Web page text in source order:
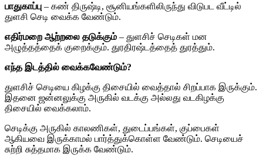
பாதுகாப்பு – கண் திருஷ்டி, சூனியங்களிலிருந்து விடுபட வீட்டில்
துளசி செடி வைக்க வேண்டும்.
எதிர்மறை ஆற்றலை தடுக்கும் – துளசிச் செடிகள் மன
அழுத்தத்தைக் குறைக்கும். துரதிரஷ்டத்தைத் துரத்தும்.
எந்த இடத்தில் வைக்கவேண்டும்?
துளசிச் செடியை கிழக்கு திசையில் வைத்தால் சிறப்பாக இருக்கும்.
இதனை ஜன்னலுக்கு அருகில் வடக்கு அல்லது வடகிழக்கு
திசையில் வைக்கலாம்.
செடிக்கு அருகில் காலணிகள், துடைப்பங்கள், குப்பைகள்
ஆகியவை இருக்காமல் பார்த்துக்கொள்ள வேண்டும். செடியைச்
சுற்றி சுத்தமாக இருக்க வேண்டும்.